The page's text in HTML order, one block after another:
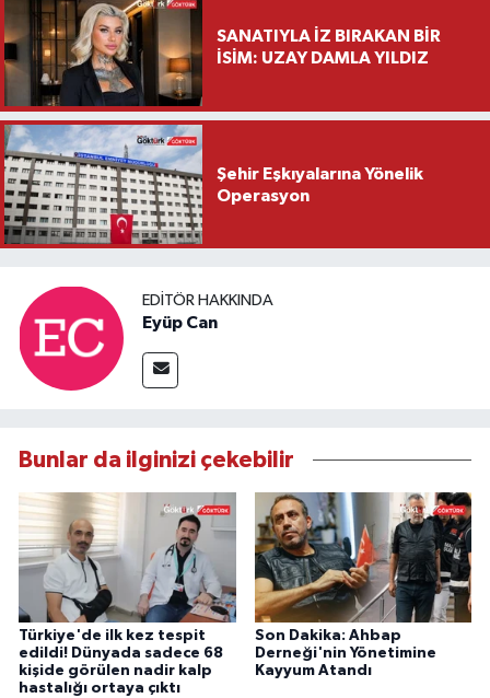
SANATIYLA İZ BIRAKAN BİR
İSİM: UZAY DAMLA YILDIZ
Şehir Eşkıyalarına Yönelik
Operasyon
EDITÖR HAKKINDA
Eyüp Can
Bunlar da ilginizi çekebilir
Türkiye'de ilk kez tespit
edildi! Dünyada sadece 68
kişide görülen nadir kalp
hastalığı ortaya çıktı
Son Dakika: Ahbap
Derneği'nin Yönetimine
Kayyum Atandı